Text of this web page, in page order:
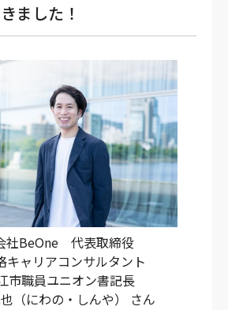
ました！
社BeOne 代表取締役
キャリアコンサルタント
市職員ユニオン書記長
（にわの・しんや） さん